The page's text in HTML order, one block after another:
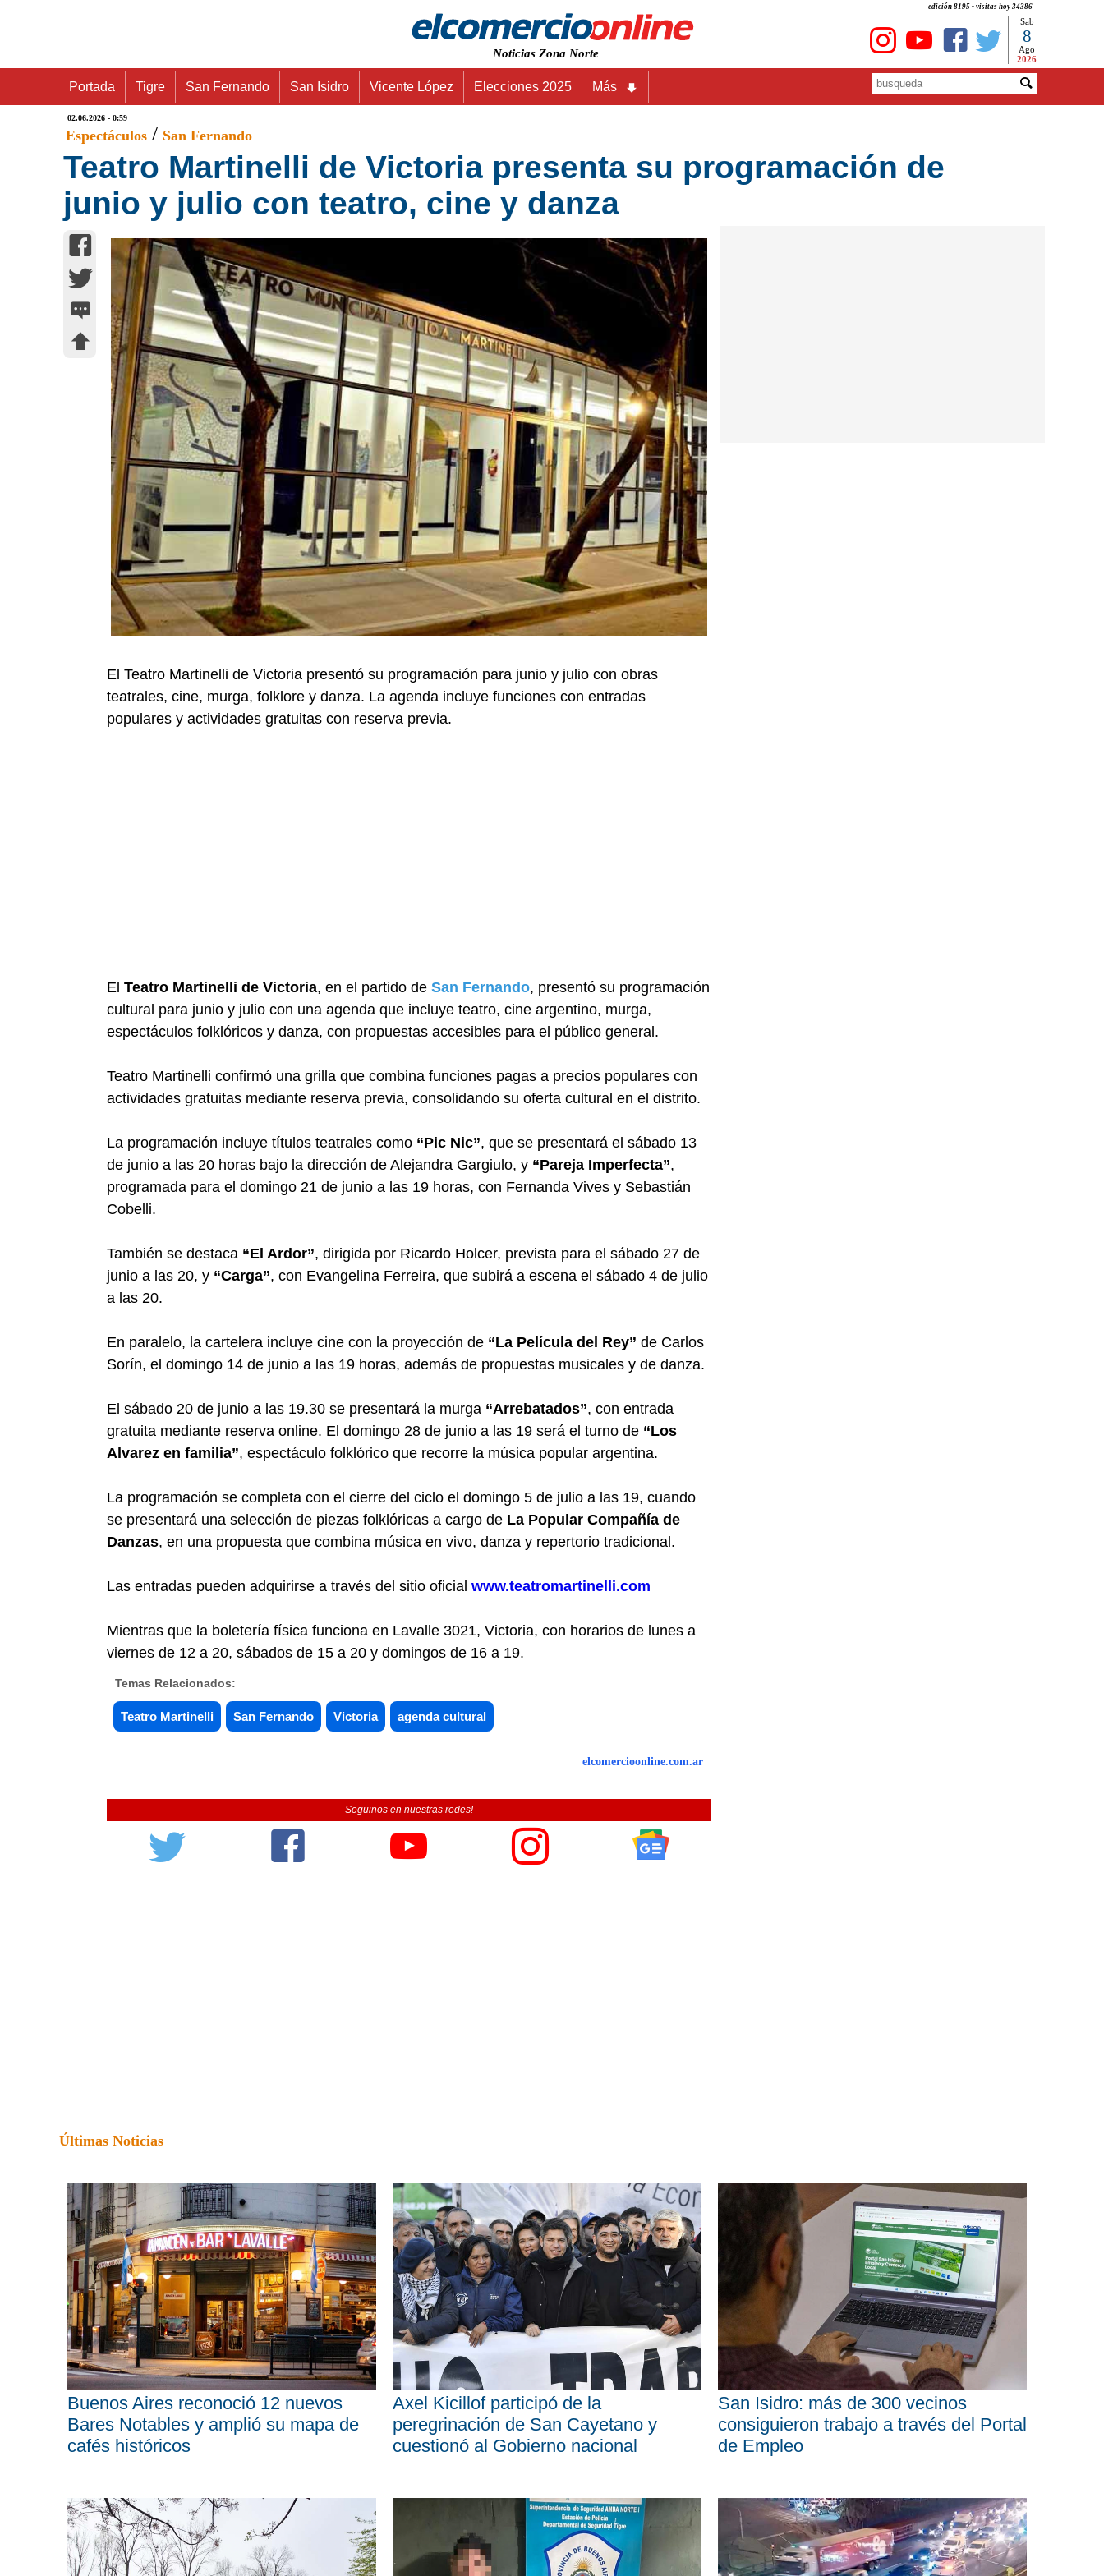
edición 8195 - visitas hoy 34386
Noticias Zona Norte
Sab
8
Ago
2026
Portada Tigre San Fernando San Isidro Vicente López Elecciones 2025 Más
02.06.2026 - 0:59
Espectáculos / San Fernando
Teatro Martinelli de Victoria presenta su programación de
junio y julio con teatro, cine y danza
El Teatro Martinelli de Victoria presentó su programación para junio y julio con obras
teatrales, cine, murga, folklore y danza. La agenda incluye funciones con entradas
populares y actividades gratuitas con reserva previa.
El Teatro Martinelli de Victoria, en el partido de San Fernando, presentó su programación
cultural para junio y julio con una agenda que incluye teatro, cine argentino, murga,
espectáculos folklóricos y danza, con propuestas accesibles para el público general.
Teatro Martinelli confirmó una grilla que combina funciones pagas a precios populares con
actividades gratuitas mediante reserva previa, consolidando su oferta cultural en el distrito.
La programación incluye títulos teatrales como “Pic Nic”, que se presentará el sábado 13
de junio a las 20 horas bajo la dirección de Alejandra Gargiulo, y “Pareja Imperfecta”,
programada para el domingo 21 de junio a las 19 horas, con Fernanda Vives y Sebastián
Cobelli.
También se destaca “El Ardor”, dirigida por Ricardo Holcer, prevista para el sábado 27 de
junio a las 20, y “Carga”, con Evangelina Ferreira, que subirá a escena el sábado 4 de julio
a las 20.
En paralelo, la cartelera incluye cine con la proyección de “La Película del Rey” de Carlos
Sorín, el domingo 14 de junio a las 19 horas, además de propuestas musicales y de danza.
El sábado 20 de junio a las 19.30 se presentará la murga “Arrebatados”, con entrada
gratuita mediante reserva online. El domingo 28 de junio a las 19 será el turno de “Los
Alvarez en familia”, espectáculo folklórico que recorre la música popular argentina.
La programación se completa con el cierre del ciclo el domingo 5 de julio a las 19, cuando
se presentará una selección de piezas folklóricas a cargo de La Popular Compañía de
Danzas, en una propuesta que combina música en vivo, danza y repertorio tradicional.
Las entradas pueden adquirirse a través del sitio oficial www.teatromartinelli.com
Mientras que la boletería física funciona en Lavalle 3021, Victoria, con horarios de lunes a
viernes de 12 a 20, sábados de 15 a 20 y domingos de 16 a 19.
Temas Relacionados:
Teatro Martinelli San Fernando Victoria agenda cultural
elcomercioonline.com.ar
Seguinos en nuestras redes!
Últimas Noticias
Buenos Aires reconoció 12 nuevos
Bares Notables y amplió su mapa de
cafés históricos
Axel Kicillof participó de la
peregrinación de San Cayetano y
cuestionó al Gobierno nacional
San Isidro: más de 300 vecinos
consiguieron trabajo a través del Portal
de Empleo